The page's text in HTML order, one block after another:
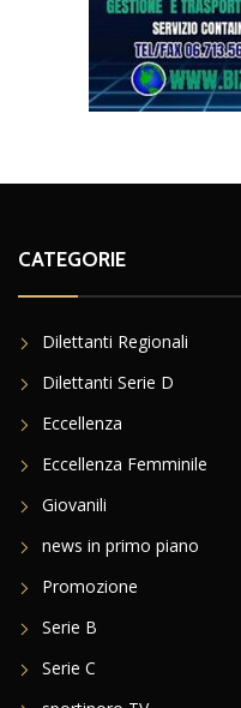
CATEGORIE
Dilettanti Regionali
Dilettanti Serie D
Eccellenza
Eccellenza Femminile
Giovanili
news in primo piano
Promozione
Serie B
Serie C